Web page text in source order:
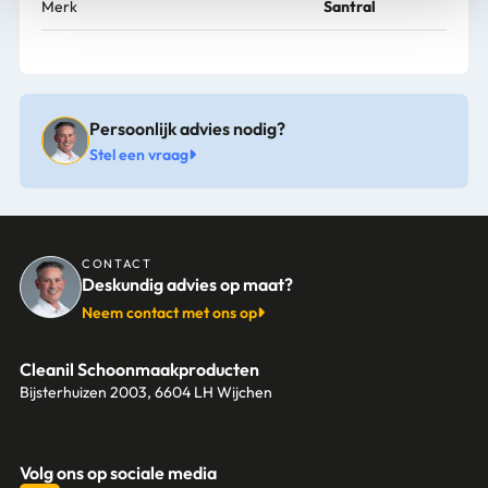
Merk Santral
Persoonlijk advies nodig?
Stel een vraag
CONTACT
Deskundig advies op maat?
Neem contact met ons op
Cleanil Schoonmaakproducten
Bijsterhuizen 2003, 6604 LH Wijchen
Volg ons op sociale media